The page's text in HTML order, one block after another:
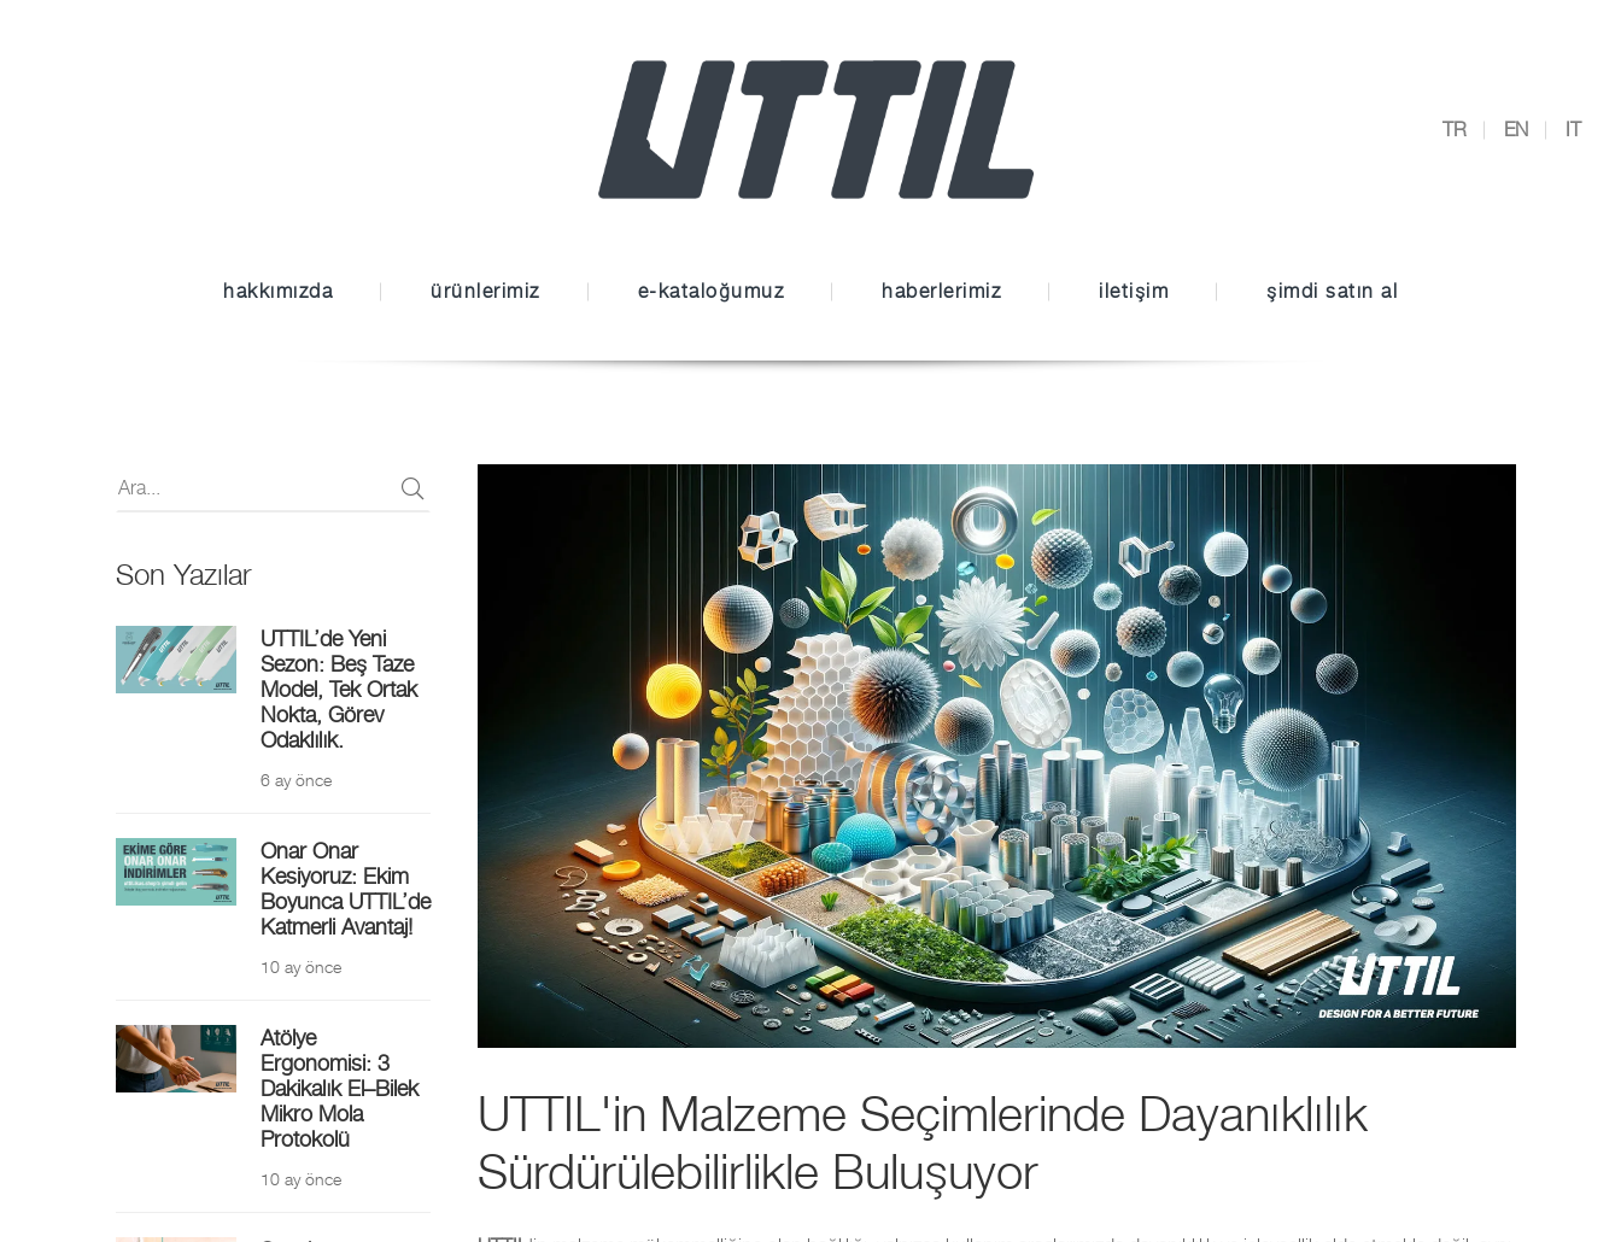
TR EN IT
hakkımızda ürünlerimiz e-kataloğumuz haberlerimiz iletişim şimdi satın al
UTTIL'in Malzeme Seçimlerinde Dayanıklılık
Sürdürülebilirlikle Buluşuyor
Son Yazılar
UTTIL’de Yeni
Sezon: Beş Taze
Model, Tek Ortak
Nokta, Görev
Odaklılık.
6 ay önce
Onar Onar
Kesiyoruz: Ekim
Boyunca UTTIL’de
Katmerli Avantaj!
10 ay önce
Atölye
Ergonomisi: 3
Dakikalık El–Bilek
Mikro Mola
Protokolü
10 ay önce